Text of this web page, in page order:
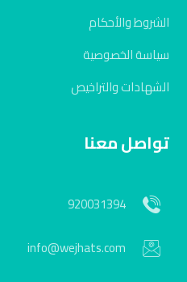
الشروط والأحكام
سياسة الخصوصية
الشهادات والتراخيص
تواصل معنا
920031394
info@wejhats.com